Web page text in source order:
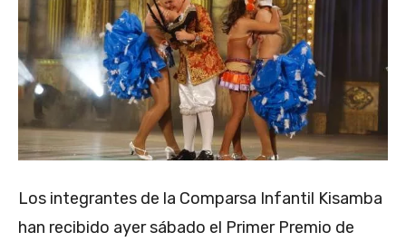
Los integrantes de la Comparsa Infantil Kisamba
han recibido ayer sábado el Primer Premio de